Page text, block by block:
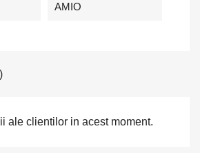
AMIO
ale clientilor in acest moment.